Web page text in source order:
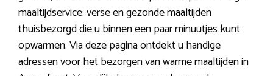
maaltijdservice: verse en gezonde maaltijden
thuisbezorgd die u binnen een paar minuutjes kunt
opwarmen. Via deze pagina ontdekt u handige
adressen voor het bezorgen van warme maaltijden in